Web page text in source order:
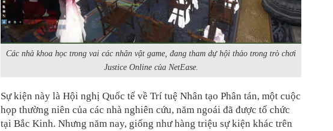
Các nhà khoa học trong vai các nhân vật game, đang tham dự hội thảo trong trò chơi
Justice Online của NetEase.
Sự kiện này là Hội nghị Quốc tế về Trí tuệ Nhân tạo Phân tán, một cuộc
họp thường niên của các nhà nghiên cứu, năm ngoái đã được tổ chức
tại Bắc Kinh. Nhưng năm nay, giống như hàng triệu sự kiện khác trên